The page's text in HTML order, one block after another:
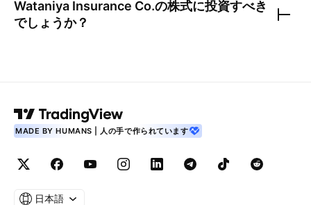
Wataniya Insurance Co.の株式に投資すべき
でしょうか？
MADE BY HUMANS | 人の手で作られています
日本語